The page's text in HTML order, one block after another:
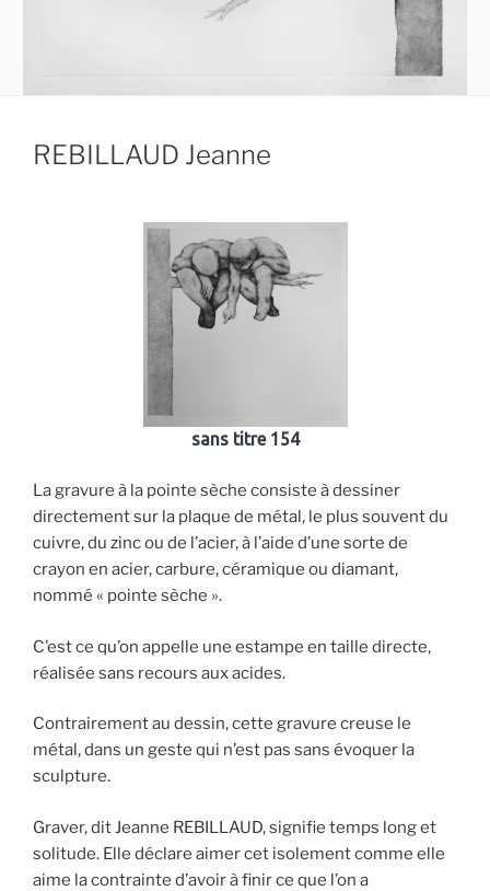
REBILLAUD Jeanne
sans titre 154
La gravure à la pointe sèche consiste à dessiner
directement sur la plaque de métal, le plus souvent du
cuivre, du zinc ou de l’acier, à l’aide d’une sorte de
crayon en acier, carbure, céramique ou diamant,
nommé « pointe sèche ».
C’est ce qu’on appelle une estampe en taille directe,
réalisée sans recours aux acides.
Contrairement au dessin, cette gravure creuse le
métal, dans un geste qui n’est pas sans évoquer la
sculpture.
Graver, dit Jeanne REBILLAUD, signifie temps long et
solitude. Elle déclare aimer cet isolement comme elle
aime la contrainte d’avoir à finir ce que l’on a